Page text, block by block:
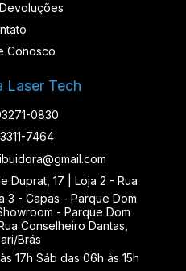
Conosco
Laser Tech
0830
3311-7464
Duprat, 17 | Loja 2 - Rua
3 - Capas - Parque Dom
- Parque Dom
Conselheiro Dantas,
Brás
17h Sáb das 06h às 15h